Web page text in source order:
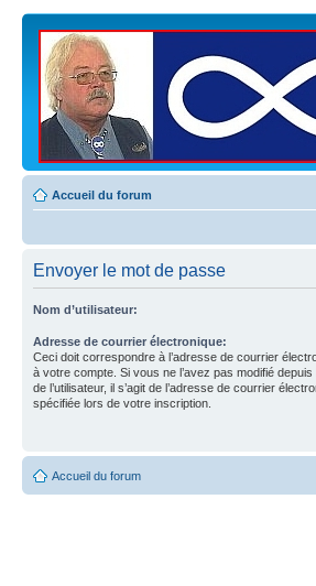
Accueil du forum
Envoyer le mot de passe
Nom d’utilisateur:
Adresse de courrier électronique:
Ceci doit correspondre à l’adresse de courrier
à votre compte. Si vous ne l’avez pas modifié
de l’utilisateur, il s’agit de l’adresse de courrier
spécifiée lors de votre inscription.
Accueil du forum